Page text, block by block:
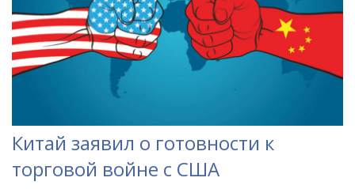
Китай заявил о готовности к
торговой войне с США